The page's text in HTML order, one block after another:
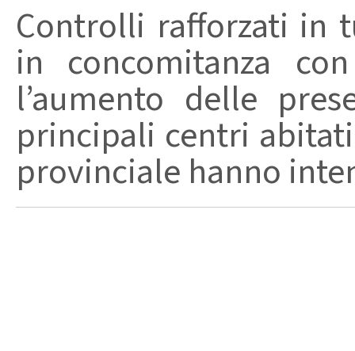
Controlli rafforzati in
in concomitanza
l’aumento delle
principali centri
provinciale hanno